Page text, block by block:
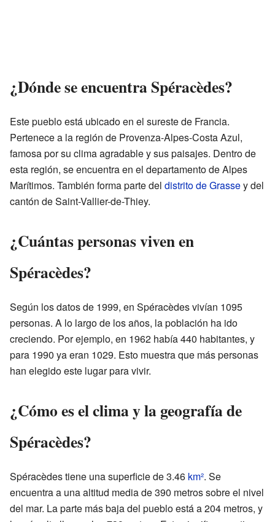
¿Dónde se encuentra Spéracèdes?
Este pueblo está ubicado en el sureste de Francia.
Pertenece a la región de Provenza-Alpes-Costa Azul,
famosa por su clima agradable y sus paisajes. Dentro de
esta región, se encuentra en el departamento de Alpes
Marítimos. También forma parte del distrito de Grassey del
cantón de Saint-Vallier-de-Thiey.
¿Cuántas personas viven en
Spéracèdes?
Según los datos de 1999, en Spéracèdes vivían 1095
personas. A lo largo de los años, la población ha ido
creciendo. Por ejemplo, en 1962 había 440 habitantes, y
para 1990 ya eran 1029. Esto muestra que más personas
han elegido este lugar para vivir.
¿Cómo es el clima y la geografía de
Spéracèdes?
Spéracèdes tiene una superficie de 3.46 km². Se
encuentra a una altitud media de 390 metros sobre el nivel
del mar. La parte más baja del pueblo está a 204 metros, y